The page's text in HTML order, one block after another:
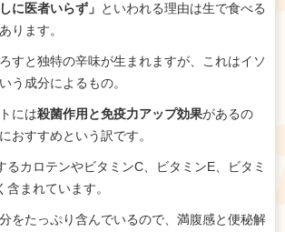
に医者いらず」 といわれる理由は生で食べる
ります。
すと独特の辛味が生まれますが、これはイソ
う成分によるもの。
には殺菌作用と免疫力アップ効果があるの
おすすめという訳です。
るカロテンやビタミンC、ビタミンE、ビタミ
含まれています。
をたっぷり含んでいるので、満腹感と便秘解